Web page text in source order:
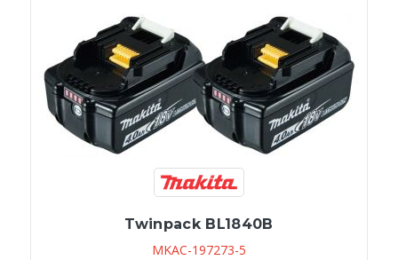
Twinpack BL1840B
MKAC-197273-5